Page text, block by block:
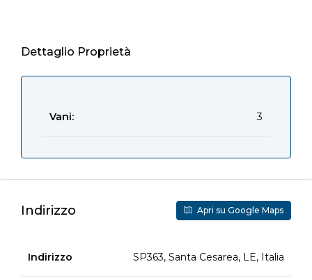
Dettaglio Proprietà
Vani: 3
Indirizzo Apri su Google Maps
Indirizzo SP363, Santa Cesarea, LE, Italia